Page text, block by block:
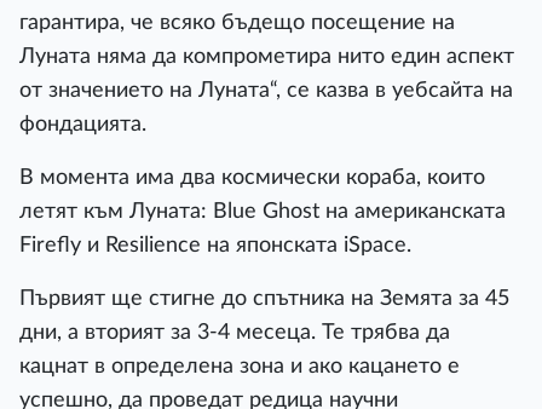
гарантира, че всяко бъдещо посещение на
Луната няма да компрометира нито един аспект
от значението на Луната“, се казва в уебсайта на
фондацията.
В момента има два космически кораба, които
летят към Луната: Blue Ghost на американската
Firefly и Resilience на японската iSpace.
Първият ще стигне до спътника на Земята за 45
дни, а вторият за 3-4 месеца. Те трябва да
кацнат в определена зона и ако кацането е
успешно, да проведат редица научни